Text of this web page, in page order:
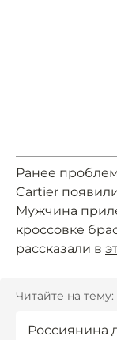
Ранее
Cartier
Мужчина
кроссовке
рассказали в
Читайте на тему:
Россиянина